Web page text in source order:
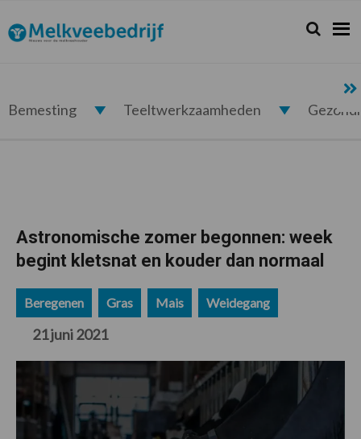
de
hoofdnavigatie
de
hoofd
de
eerste
de
voettekst
Melkveebedrijf.nl Zoeken...
Zoek
Bemesting Teeltwerkzaamheden
Astronomische zomer begonnen: week
begint kletsnat en kouder dan normaal
Beregenen Gras Mais Weidegang
21 juni 2021